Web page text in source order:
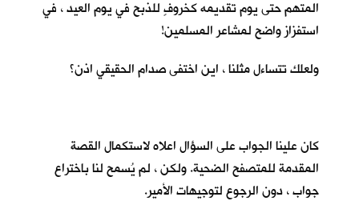
المتهم حتى يوم تقديمه كخروفٍ للذبح في يوم العيد ، في
استفزاز واضح لمشاعر المسلمين!
ولعلك تتساءل مثلنا ، اين اختفى صدام الحقيقي اذن؟
كان علينا الجواب على السؤال اعلاه لاستكمال القصة
المقدمة للمتصفح الضحية. ولكن ، لم يُسمح لنا باختراع
جواب ، دون الرجوع لتوجيهات الأمير.